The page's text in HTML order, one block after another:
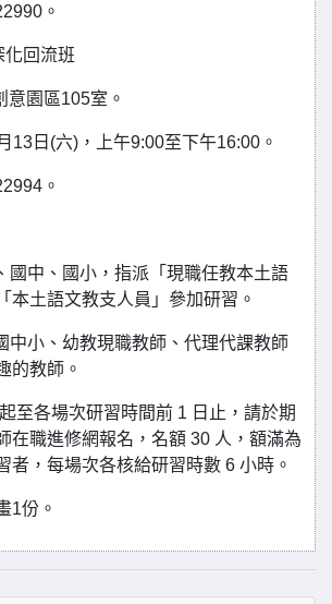
。
化回流班
意園區105室。
13日(六)，上午9:00至下午16:00。
。
國中、國小，指派「現職任教本土語
本土語文教支人員」參加研習。
中小、幼教現職教師、代理代課教師
的教師。
至各場次研習時間前 1 日止，請於期
在職進修網報名，名額 30 人，額滿為
者，每場次各核給研習時數 6 小時。
1份。